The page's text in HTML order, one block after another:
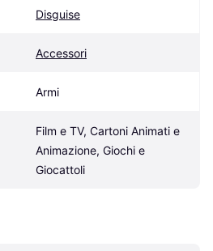
Disguise
Accessori
Armi
Film e TV, Cartoni Animati e
Animazione, Giochi e
Giocattoli